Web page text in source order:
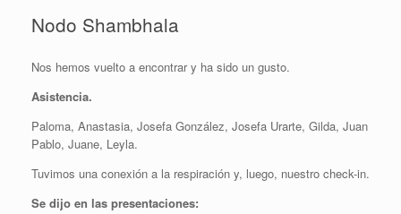
Nodo Shambhala
Nos hemos vuelto a encontrar y ha sido un gusto.
Asistencia.
Paloma, Anastasia, Josefa González, Josefa Urarte, Gilda, Juan
Pablo, Juane, Leyla.
Tuvimos una conexión a la respiración y, luego, nuestro check-in.
Se dijo en las presentaciones: